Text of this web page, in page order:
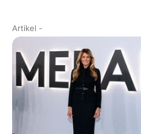
Artikel -